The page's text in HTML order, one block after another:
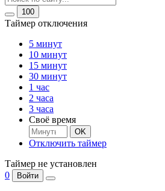
100
Таймер отключения
5 минут
10 минут
15 минут
30 минут
1 час
2 часа
3 часа
Своё время
OK
Отключить таймер
Таймер не установлен
0
Войти